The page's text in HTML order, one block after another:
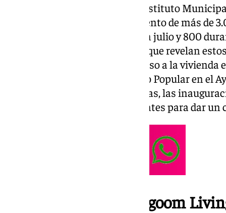
En la reunión del consejo del Instituto
facilitaban cifras de un incremento de más de
ciudad, con 2.300 registradas en julio y 800
Nico Sguiglia, quien valoró: «Lo que revelan
insostenible en materia de acceso a la
que debe obligar tanto al Partido Popular en el
Gobierno a pasar de las promesas, las
medidas concretas y contundentes para dar un
Primera piedra de Lagoom